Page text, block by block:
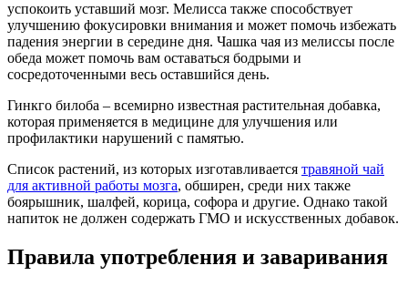
успокоить уставший мозг. Мелисса также способствует
улучшению фокусировки внимания и может помочь избежать
падения энергии в середине дня. Чашка чая из мелиссы после
обеда может помочь вам оставаться бодрыми и
сосредоточенными весь оставшийся день.
Гинкго билоба – всемирно известная растительная добавка,
которая применяется в медицине для улучшения или
профилактики нарушений с памятью.
Список растений, из которых изготавливается травяной чай
для активной работы мозга, обширен, среди них также
боярышник, шалфей, корица, софора и другие. Однако такой
напиток не должен содержать ГМО и искусственных добавок.
Правила употребления и заваривания